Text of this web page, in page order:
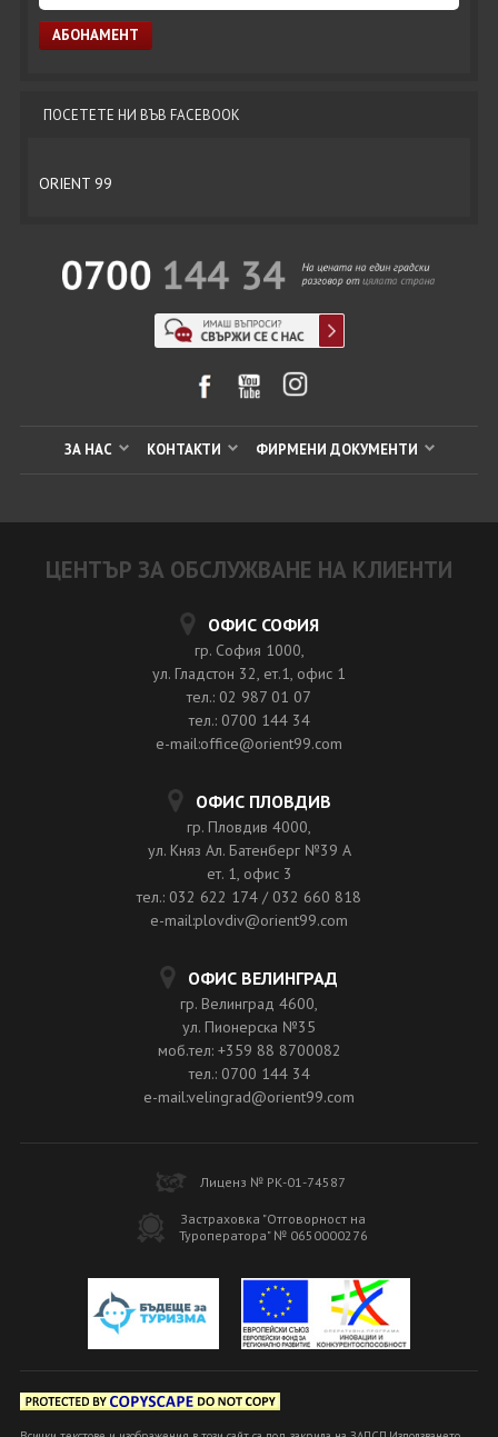
ПОСЕТЕТЕ НИ ВЪВ FACEBOOK
ORIENT 99
ЗА НАС КОНТАКТИ ФИРМЕНИ ДОКУМЕНТИ
ЦЕНТЪР ЗА ОБСЛУЖВАНЕ НА КЛИЕНТИ
ОФИС СОФИЯ
гр. София 1000,
ул. Гладстон 32, ет.1, офис 1
тел.: 02 987 01 07
тел.: 0700 144 34
e-mail:office@orient99.com
ОФИС ПЛОВДИВ
гр. Пловдив 4000,
ул. Княз Ал. Батенберг №39 A
ет. 1, офис 3
тел.: 032 622 174 / 032 660 818
e-mail:plovdiv@orient99.com
ОФИС ВЕЛИНГРАД
гр. Велинград 4600,
ул. Пионерска №35
моб.тел: +359 88 8700082
тел.: 0700 144 34
e-mail:velingrad@orient99.com
Лиценз № РК-01-74587
Застраховка "Отговорност на
Туроператора" № 0650000276